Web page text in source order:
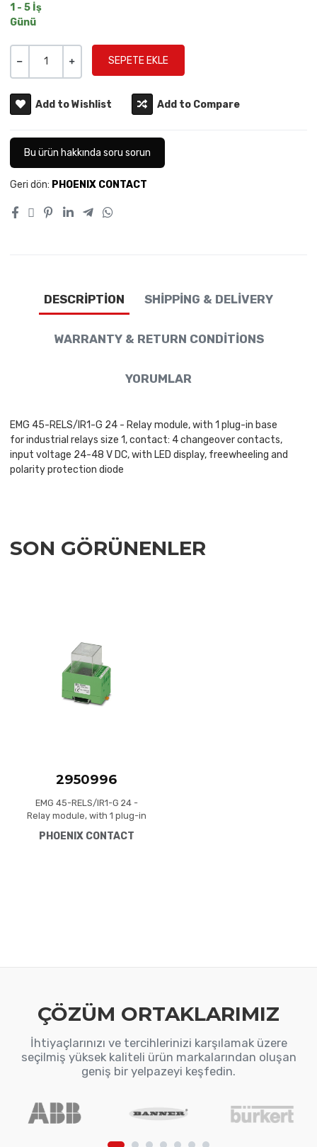
1 - 5 İş
Günü
Add to Wishlist Add to Compare
Bu ürün hakkında soru sorun
Geri dön: PHOENIX CONTACT
DESCRIPTION SHIPPING & DELIVERY
WARRANTY & RETURN CONDITIONS
YORUMLAR
EMG 45-RELS/IR1-G 24 - Relay module, with 1 plug-in base
for industrial relays size 1, contact: 4 changeover contacts,
input voltage 24-48 V DC, with LED display, freewheeling and
polarity protection diode
SON GÖRÜNENLER
2950996
EMG 45-RELS/IR1-G 24 -
Relay module, with 1 plug-in
size 1, contact: 4 changeover
PHOENIX CONTACT
ÇÖZÜM ORTAKLARIMIZ
İhtiyaçlarınızı ve tercihlerinizi karşılamak üzere
seçilmiş yüksek kaliteli ürün markalarından oluşan
geniş bir yelpazeyi keşfedin.